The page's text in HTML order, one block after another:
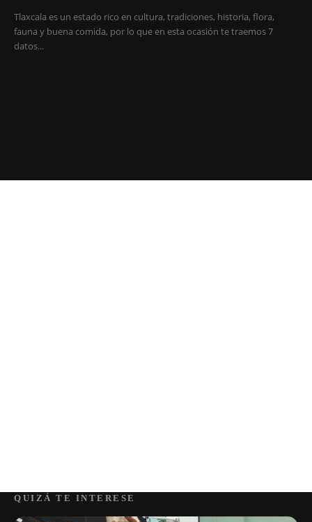
Tlaxcala es un estado rico en cultura, tradiciones, historia, flora,
fauna y buena comida, por lo que en esta ocasión te traemos 7
datos...
QUIZÁ TE INTERESE